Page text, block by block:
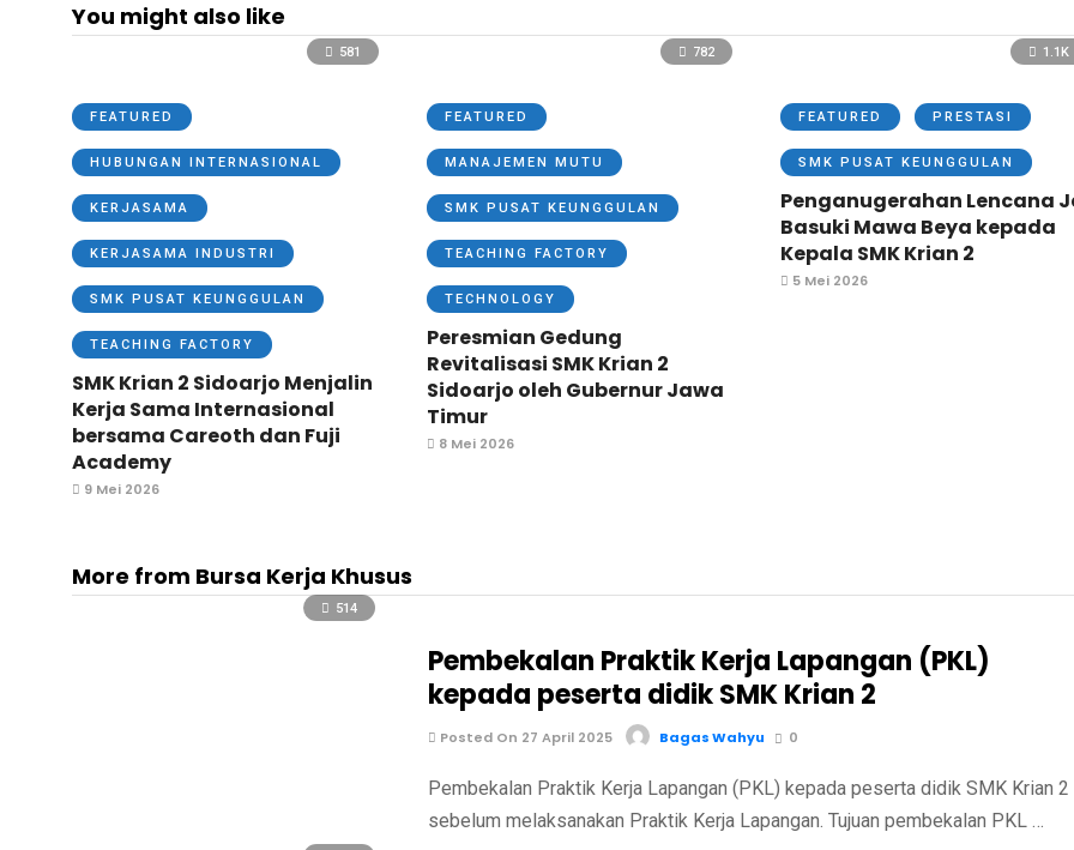
You might also like
581
FEATURED
HUBUNGAN INTERNASIONAL
KERJASAMA
KERJASAMA INDUSTRI
SMK PUSAT KEUNGGULAN
TEACHING FACTORY
SMK Krian 2 Sidoarjo Menjalin
Kerja Sama Internasional
bersama Careoth dan Fuji
Academy
9 Mei 2026
782
FEATURED
MANAJEMEN MUTU
SMK PUSAT KEUNGGULAN
TEACHING FACTORY
TECHNOLOGY
Peresmian Gedung
Revitalisasi SMK Krian 2
Sidoarjo oleh Gubernur Jawa
Timur
8 Mei 2026
1.1K
FEATURED PRESTASI
SMK PUSAT KEUNGGULAN
Penganugerahan Lencana
Basuki Mawa Beya kepada
Kepala SMK Krian 2
5 Mei 2026
More from Bursa Kerja Khusus
514
Pembekalan Praktik Kerja Lapangan (PKL)
kepada peserta didik SMK Krian 2
Posted On 27 April 2025 Bagas Wahyu 0
Pembekalan Praktik Kerja Lapangan (PKL) kepada peserta didik SMK Krian 2
sebelum melaksanakan Praktik Kerja Lapangan. Tujuan pembekalan PKL …